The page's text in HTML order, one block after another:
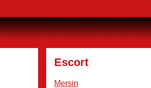
Escort
Mersin